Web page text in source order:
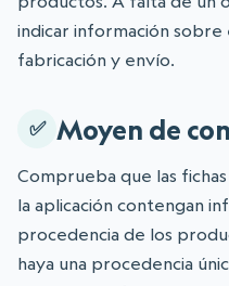
indicar información
fabricación y envío.
Moyen de
Comprueba que las
la aplicación contengan
procedencia de los
haya una procedencia